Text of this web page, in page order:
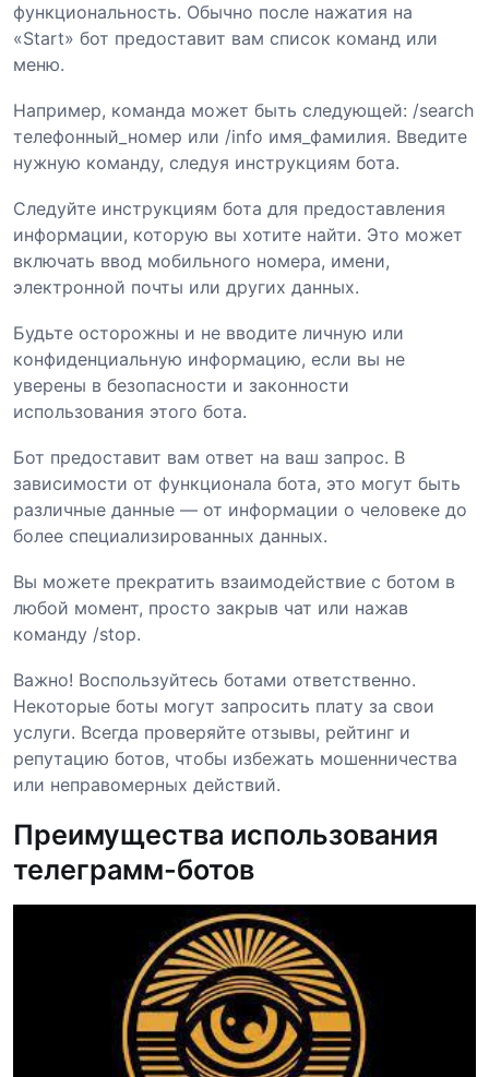
функциональность. Обычно после нажатия на
«Start» бот предоставит вам список команд или
меню.
Например, команда может быть следующей: /search
телефонный_номер или /info имя_фамилия. Введите
нужную команду, следуя инструкциям бота.
Следуйте инструкциям бота для предоставления
информации, которую вы хотите найти. Это может
включать ввод мобильного номера, имени,
электронной почты или других данных.
Будьте осторожны и не вводите личную или
конфиденциальную информацию, если вы не
уверены в безопасности и законности
использования этого бота.
Бот предоставит вам ответ на ваш запрос. В
зависимости от функционала бота, это могут быть
различные данные — от информации о человеке до
более специализированных данных.
Вы можете прекратить взаимодействие с ботом в
любой момент, просто закрыв чат или нажав
команду /stop.
Важно! Воспользуйтесь ботами ответственно.
Некоторые боты могут запросить плату за свои
услуги. Всегда проверяйте отзывы, рейтинг и
репутацию ботов, чтобы избежать мошенничества
или неправомерных действий.
Преимущества использования
телеграмм-ботов